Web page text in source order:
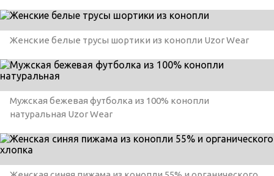
Женские белые трусы шортики из конопли Uzor Wear
Мужская бежевая футболка из 100% конопли
натуральная Uzor Wear